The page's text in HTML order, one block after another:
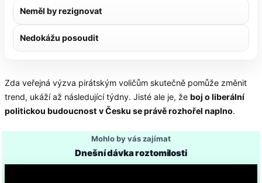
Neměl by rezignovat
Nedokážu posoudit
Zda veřejná výzva pirátským voličům skutečně pomůže změnit
trend, ukáží až následující týdny. Jisté ale je, že boj o liberální
politickou budoucnost v Česku se právě rozhořel naplno.
Mohlo by vás zajímat
Dnešní dávka roztomilosti